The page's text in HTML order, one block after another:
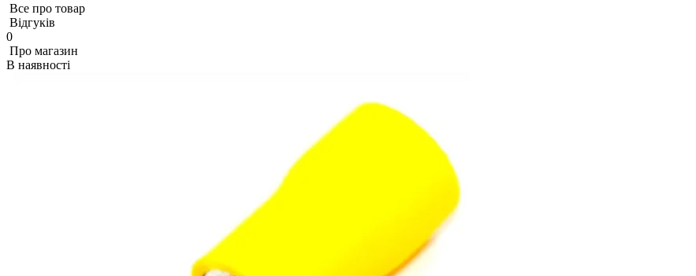
Все про товар
Відгуків
0
Про магазин
В наявності